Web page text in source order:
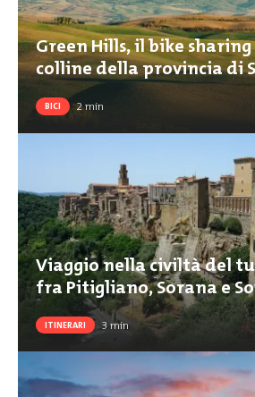
Green Hills, il bike
colline della provincia di
BICI 2min
Viaggio nella civiltà del
fra Pitigliano, Sorana e
ITINERARI 3min